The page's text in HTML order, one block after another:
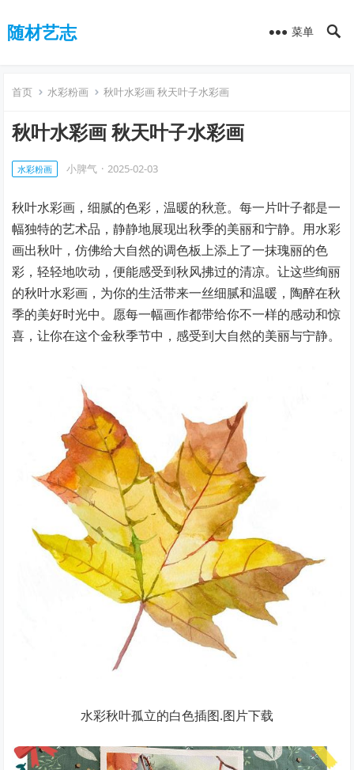
随材艺志 菜单
首页 水彩粉画 秋叶水彩画 秋天叶子水彩画
秋叶水彩画 秋天叶子水彩画
水彩粉画 小脾气 · 2025-02-03
秋叶水彩画，细腻的色彩，温暖的秋意。每一片叶子都是一
幅独特的艺术品，静静地展现出秋季的美丽和宁静。用水彩
画出秋叶，仿佛给大自然的调色板上添上了一抹瑰丽的色
彩，轻轻地吹动，便能感受到秋风拂过的清凉。让这些绚丽
的秋叶水彩画，为你的生活带来一丝细腻和温暖，陶醉在秋
季的美好时光中。愿每一幅画作都带给你不一样的感动和惊
喜，让你在这个金秋季节中，感受到大自然的美丽与宁静。
水彩秋叶孤立的白色插图.图片下载